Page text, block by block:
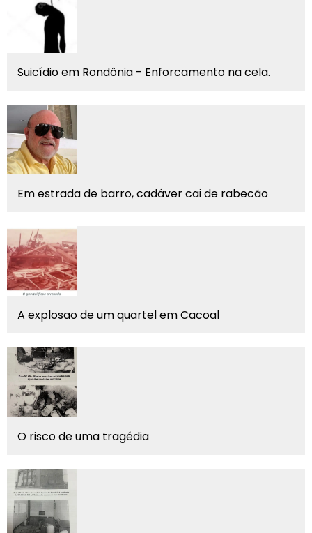
Suicídio em Rondônia - Enforcamento na cela.
Em estrada de barro, cadáver cai de rabecão
A explosao de um quartel em Cacoal
O risco de uma tragédia